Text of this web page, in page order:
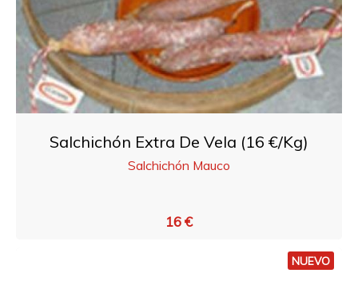
Salchichón Extra De Vela (16 €/Kg)
Salchichón Mauco
16 €
NUEVO